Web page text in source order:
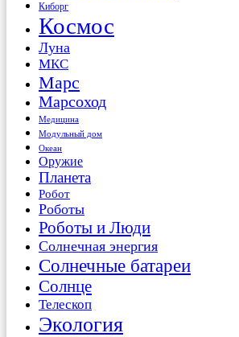
Киборг
Космос
Луна
МКС
Марс
Марсоход
Медицина
Модульный дом
Океан
Оружие
Планета
Робот
Роботы
Роботы и Люди
Солнечная энергия
Солнечные батареи
Солнце
Телескоп
Экология